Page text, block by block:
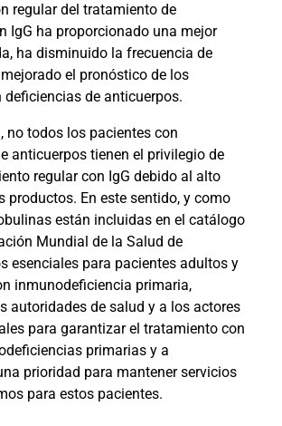
regular del tratamiento de
IgG ha proporcionado una mejor
ha disminuido la frecuencia de
el pronóstico de los
deficiencias de anticuerpos.
no todos los pacientes con
anticuerpos tienen el privilegio de
regular con IgG debido al alto
productos. En este sentido, y como
están incluidas en el catálogo
Mundial de la Salud de
esenciales para pacientes adultos y
inmunodeficiencia primaria,
autoridades de salud y a los actores
para garantizar el tratamiento con
primarias y a
prioridad para mantener servicios
para estos pacientes.